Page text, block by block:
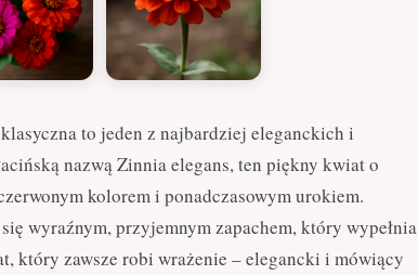
to jeden z najbardziej eleganckich i
nazwą Zinnia elegans, ten piękny kwiat o
kolorem i ponadczasowym urokiem.
wyraźnym, przyjemnym zapachem, który wypełnia
który zawsze robi wrażenie – elegancki i mówiący